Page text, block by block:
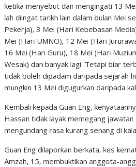
ketika menyebut dan mengingati 13
lah diingat tarikh lain dalam bulan Mei
Pekerja), 3 Mei (Hari Kebebasan
Mei (Hari UMNO), 12 Mei (Hari
16 Mei (Hari Guru), 18 Mei (Hari
Wesak) dan banyak lagi. Tetapi biar
tidak boleh dipadam daripada sejarah
mungkin 13 Mei digugurkan daripada
Kembali kepada Guan Eng,
Hassan tidak layak memegang
mengundang rasa kurang senang di
Guan Eng dilaporkan berkata, kes
Amzah, 15, membuktikan anggota-